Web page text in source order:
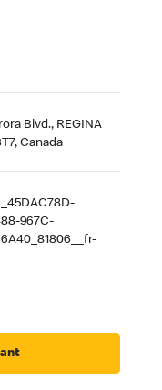
Blvd., REGINA
Canada
967C-